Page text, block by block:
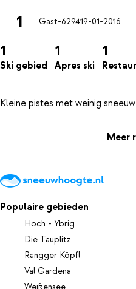
1 Gast-629419-01-2016
1
Ski gebied
1
Apres ski
1
Meer
Populaire gebieden
Hoch - Ybrig
Die Tauplitz
Rangger Köpfl
Val Gardena